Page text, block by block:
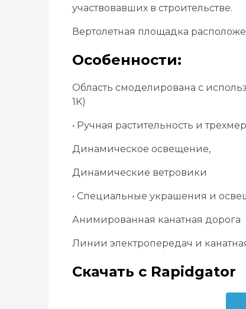
участвовавших в строительстве.
Вертолетная площадка
Особенности:
Область смоделирована с
1K)
• Ручная растительность и
Динамическое освещение,
Динамические ветровики
• Специальные украшения и
Анимированная канатная дорога
Линии электропередач и
Скачать с Rapidgator